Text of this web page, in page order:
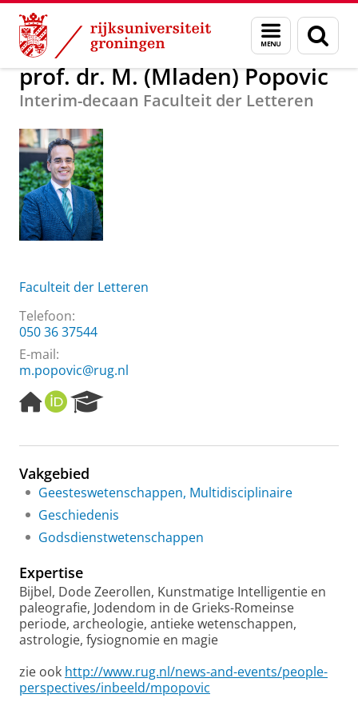
Skip
Content
Skip
Navigation
Menu
en
zoeken
Over ons prof. dr. M. (Mladen) Popovic
prof. dr. M. (Mladen) Popovic
Interim-decaan Faculteit der Letteren
Faculteit der Letteren
Telefoon:
050 36 37544
E-mail:
m.popovic@rug.nl
H
o
e
a
g
e
O
R
I
e
c
h
o
a
l
Vakgebied
Geesteswetenschappen, Multidisciplinaire
Geschiedenis
Godsdienstwetenschappen
Expertise
Bijbel, Dode Zeerollen, Kunstmatige Intelligentie en
paleografie, Jodendom in de Grieks-Romeinse
periode, archeologie, antieke wetenschappen,
astrologie, fysiognomie en magie
zie ook http://www.rug.nl/news-and-events/people-
perspectives/inbeeld/mpopovic